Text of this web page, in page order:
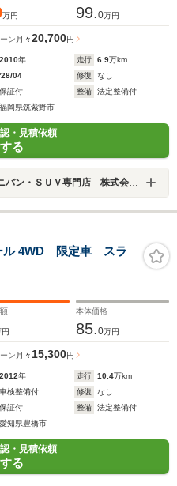
万円 99.0万円
ン 月々20,700円
2010年 走行 6.9万km
'28/04 修復
なし
保証付 整備
法定整備付
福岡県筑紫野市
・見積依頼
る
ＵＶ専門店 株式会社ファインデール
ル 4WD 限定車 スラ
円
本体価格
85.0万円
ン 月々 15,300円
2012年 走行 10.4万km
車検整備付 修復
なし
保証付 整備
法定整備付
愛知県豊橋市
・見積依頼
る